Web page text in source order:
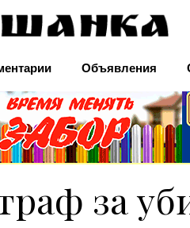
Объявления
за